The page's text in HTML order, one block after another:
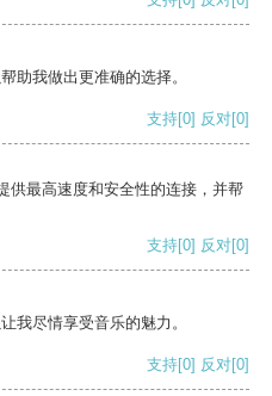
助我做出更准确的选择。
支持[0] 反对[0]
供最高速度和安全性的连接，并帮
支持[0] 反对[0]
我尽情享受音乐的魅力。
支持[0] 反对[0]